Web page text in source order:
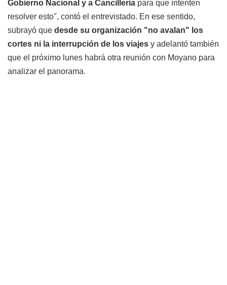
Gobierno Nacional y a Cancillería para que intenten
resolver esto", contó el entrevistado. En ese sentido,
subrayó que desde su organización "no avalan" los
cortes ni la interrupción de los viajes y adelantó también
que el próximo lunes habrá otra reunión con Moyano para
analizar el panorama.